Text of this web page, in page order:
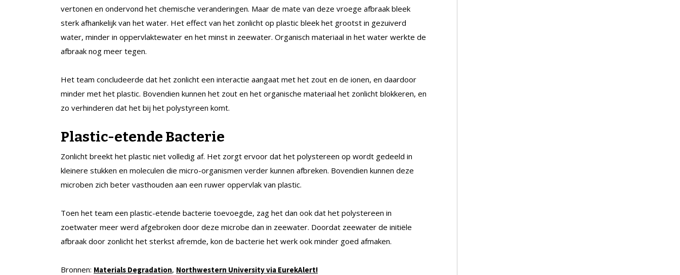
vertonen en ondervond het chemische veranderingen. Maar de mate van deze vroege afbraak bleek
sterk afhankelijk van het water. Het effect van het zonlicht op plastic bleek het grootst in gezuiverd
water, minder in oppervlaktewater en het minst in zeewater. Organisch materiaal in het water werkte de
afbraak nog meer tegen.
Het team concludeerde dat het zonlicht een interactie aangaat met het zout en de ionen, en daardoor
minder met het plastic. Bovendien kunnen het zout en het organische materiaal het zonlicht blokkeren, en
zo verhinderen dat het bij het polystyreen komt.
Plastic-etende Bacterie
Zonlicht breekt het plastic niet volledig af. Het zorgt ervoor dat het polystereen op wordt gedeeld in
kleinere stukken en moleculen die micro-organismen verder kunnen afbreken. Bovendien kunnen deze
microben zich beter vasthouden aan een ruwer oppervlak van plastic.
Toen het team een plastic-etende bacterie toevoegde, zag het dan ook dat het polystereen in
zoetwater meer werd afgebroken door deze microbe dan in zeewater. Doordat zeewater de initiële
afbraak door zonlicht het sterkst afremde, kon de bacterie het werk ook minder goed afmaken.
Bronnen: Materials Degradation, Northwestern University via EurekAlert!